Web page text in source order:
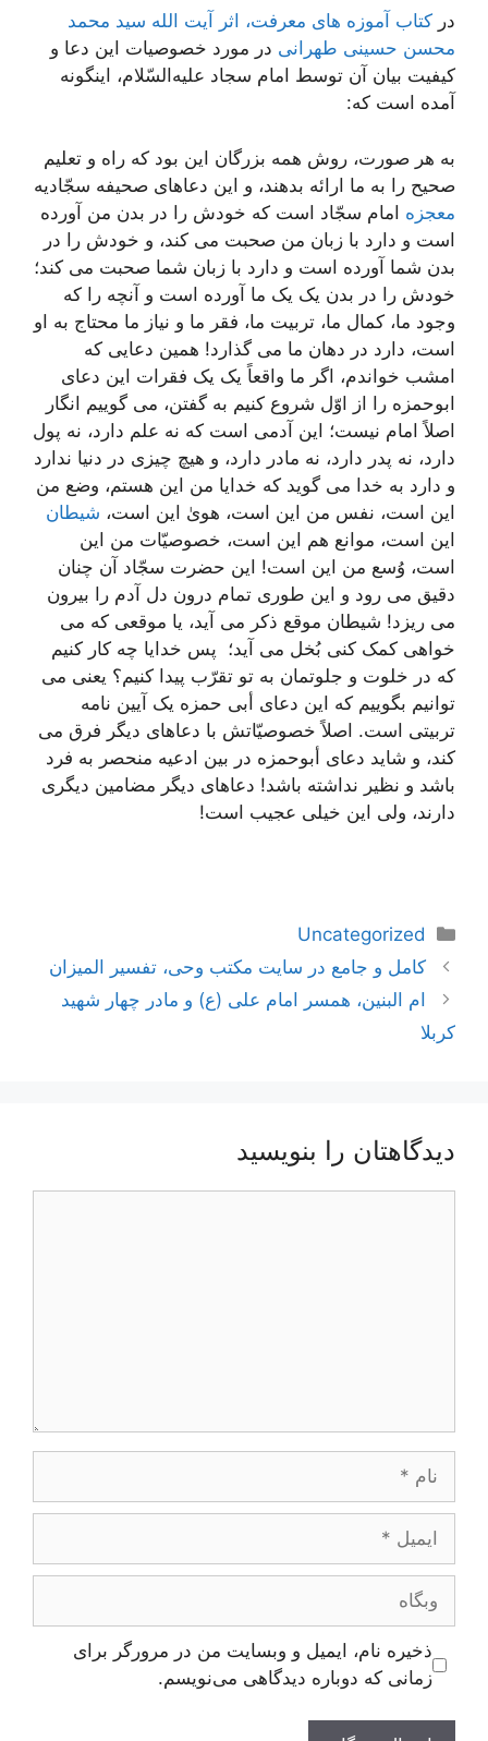
در کتاب آموزه های معرفت، اثر آیت الله سید محمد
محسن حسینی طهرانی در مورد خصوصیات این دعا و
کیفیت بیان آن توسط امام سجاد علیه‌السّلام، اینگونه
آمده است که:
به هر صورت، روش همه بزرگان این بود که راه و تعلیم
صحیح را به ما ارائه بدهند، و این دعاهای صحیفه سجّادیه
معجزه امام سجّاد است که خودش را در بدن من آورده
است و دارد با زبان من صحبت می کند، و خودش را در
بدن شما آورده است و دارد با زبان شما صحبت می کند؛
خودش را در بدن یک یک ما آورده است و آنچه را که
وجود ما، کمال ما، تربیت ما، فقر ما و نیاز ما محتاج به او
است، دارد در دهان ما می گذارد! همین دعایی که
امشب خواندم، اگر ما واقعاً یک یک فقرات این دعای
ابوحمزه را از اوّل شروع کنیم به گفتن، می گوییم انگار
اصلاً امام نیست؛ این آدمی است که نه علم دارد، نه پول
دارد، نه پدر دارد، نه مادر دارد، و هیچ چیزی در دنیا ندارد
و دارد به خدا می گوید که خدایا من این هستم، وضع من
این است، نفس من این است، هویٰ این است، شیطان
این است، موانع هم این است، خصوصیّات من این
است، وُسع من این است! این حضرت سجّاد آن چنان
دقیق می رود و این طوری تمام درون دل آدم را بیرون
می ریزد! شیطان موقع ذکر می آید، یا موقعی که می
خواهی کمک کنی بُخل می آید؛ پس خدایا چه کار کنیم
که در خلوت و جلوتمان به تو تقرّب پیدا کنیم؟ یعنی می
توانیم بگوییم که این دعای أبی حمزه یک آیین نامه
تربیتی است. اصلاً خصوصیّاتش با دعاهای دیگر فرق می
کند، و شاید دعای أبوحمزه در بین ادعیه منحصر به فرد
باشد و نظیر نداشته باشد! دعاهای دیگر مضامین دیگری
دارند، ولی این خیلی عجیب است!
دسته‌ها
Uncategorized
ناوبری
نوشته‌ها
کامل و جامع در سایت مکتب وحی، تفسیر المیزان
ام البنین، همسر امام علی (ع) و مادر چهار شهید
کربلا
دیدگاهتان را بنویسید
ایمیل
وبگاه
ذخیره نام، ایمیل و وبسایت من در مرورگر برای
زمانی که دوباره دیدگاهی می‌نویسم.